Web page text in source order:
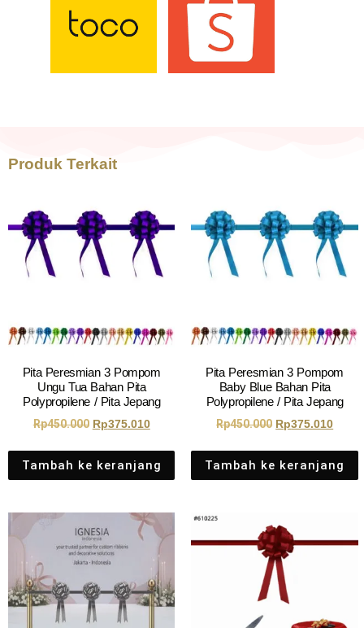
Produk Terkait
Pita Peresmian 3 Pompom
Ungu Tua Bahan Pita
Polypropilene / Pita Jepang
Rp450.000 Rp375.010
Tambah ke keranjang
Pita Peresmian 3 Pompom
Baby Blue Bahan Pita
Polypropilene / Pita Jepang
Rp450.000 Rp375.010
Tambah ke keranjang